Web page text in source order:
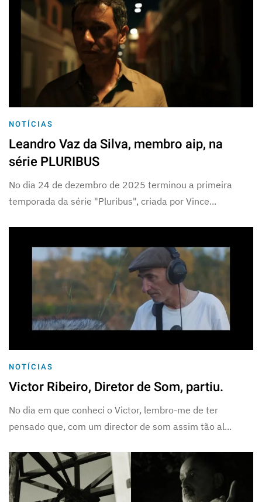
NOTÍCIAS
Leandro Vaz da Silva, membro aip, na
série PLURIBUS
No dia 24 de dezembro de 2025 terminou a primeira
temporada da série "Pluribus", criada por Vince...
NOTÍCIAS
Victor Ribeiro, Diretor de Som, partiu.
No dia em que conheci o Victor, lembro-me de ter
pensado que, com um director de som assim tão al...